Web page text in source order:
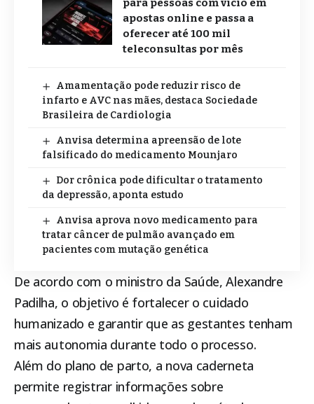
para pessoas com vício em
apostas online e passa a
oferecer até 100 mil
teleconsultas por mês
Amamentação pode reduzir risco de
infarto e AVC nas mães, destaca Sociedade
Brasileira de Cardiologia
Anvisa determina apreensão de lote
falsificado do medicamento Mounjaro
Dor crônica pode dificultar o tratamento
da depressão, aponta estudo
Anvisa aprova novo medicamento para
tratar câncer de pulmão avançado em
pacientes com mutação genética
De acordo com o ministro da Saúde, Alexandre
Padilha, o objetivo é fortalecer o cuidado
humanizado e garantir que as gestantes tenham
mais autonomia durante todo o processo.
Além do plano de parto, a nova caderneta
permite registrar informações sobre